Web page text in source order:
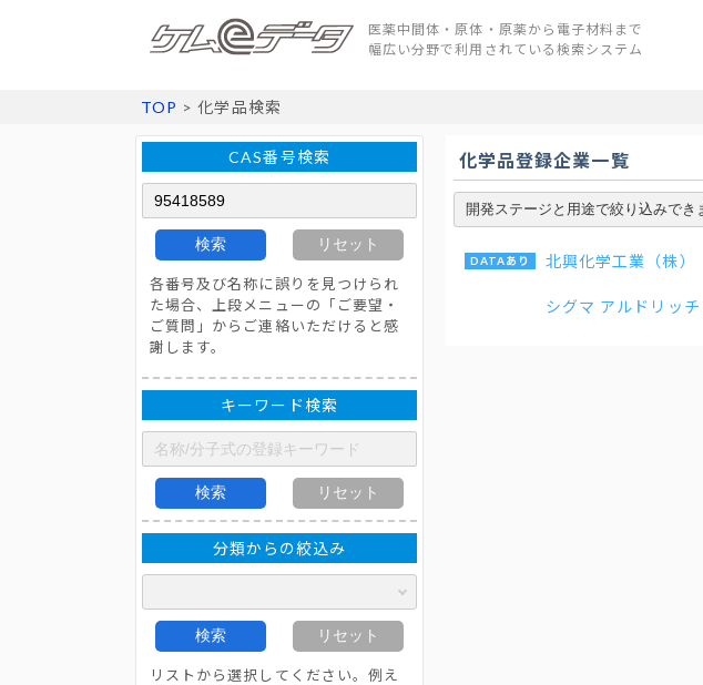
医薬中間体・原体・原薬から電子材料まで
幅広い分野で利用されている検索システム
TOP > 化学品検索
CAS番号検索
検索 リセット
各番号及び名称に誤りを見つけられ
た場合、上段メニューの「ご要望・
ご質問」からご連絡いただけると感
謝します。
キーワード検索
検索 リセット
分類からの絞込み
検索 リセット
リストから選択してください。例え
化学品登録企業一覧
北興化学工業（株）
シグマ アルドリッ